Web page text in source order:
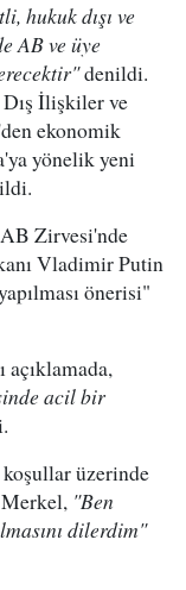
hukuk dışı ve
AB ve üye
denildi.
İlişkiler ve
ekonomik
yönelik yeni
Zirvesi'nde
Vladimir Putin
önerisi"
açıklamada,
acil bir
üzerinde
"Ben
dilerdim"